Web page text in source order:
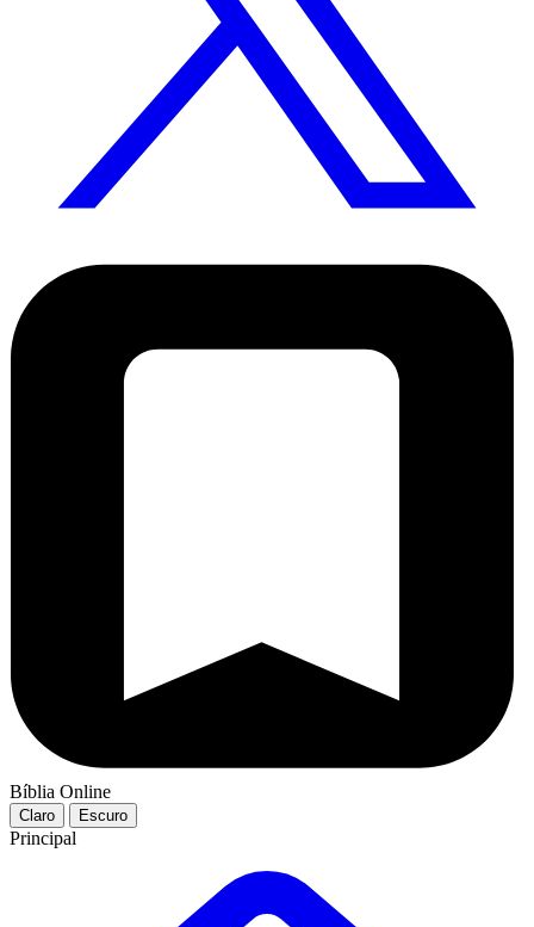
Bíblia Online
Claro Escuro
Principal